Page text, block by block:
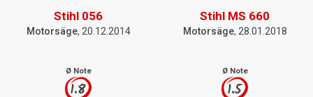
Stihl 056
Motorsäge, 20.12.2014
Stihl MS 660
Motorsäge, 28.01.2018
Ø Note
1.8
Ø Note
1.5